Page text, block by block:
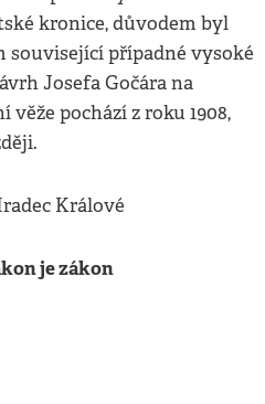
kronice, důvodem byl
související případné vysoké
Josefa Gočára na
pochází z roku 1908,
Králové
je zákon